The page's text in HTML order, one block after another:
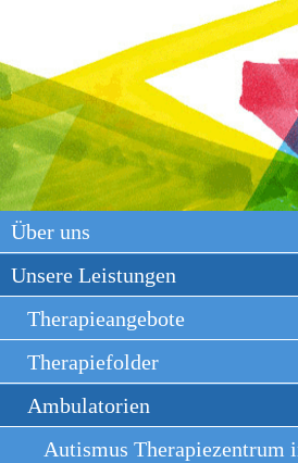
Über uns
Unsere Leistungen
Therapieangebote
Therapiefolder
Ambulatorien
Autismus Therapiezentrum